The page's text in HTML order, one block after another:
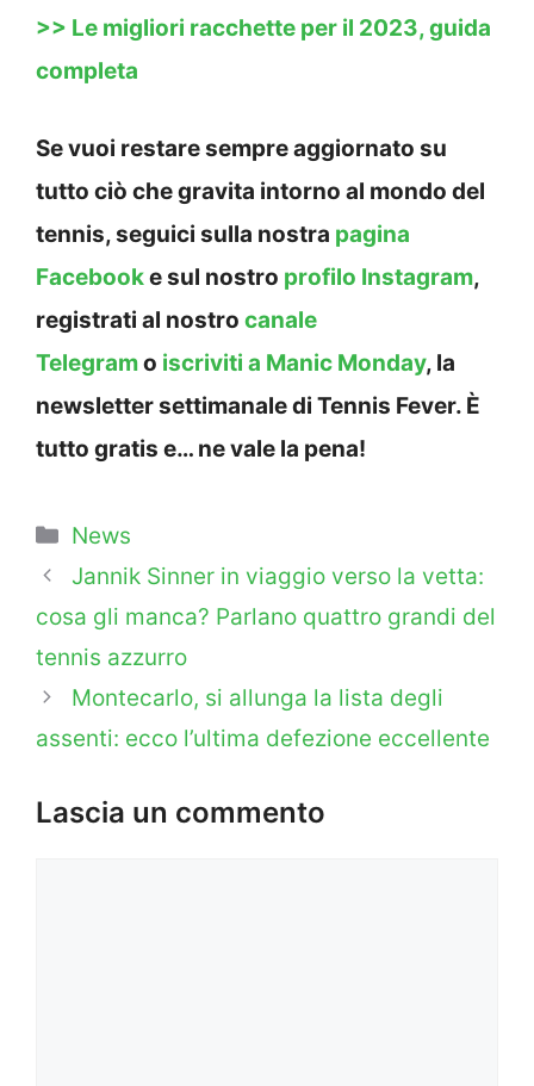
>> Le migliori racchette per il 2023, guida
completa
Se vuoi restare sempre aggiornato su
tutto ciò che gravita intorno al mondo del
tennis, seguici sulla nostra pagina
Facebooke sul nostro profilo Instagram,
registrati al nostro canale
Telegramo iscriviti a Manic Monday, la
newsletter settimanale di Tennis Fever. È
tutto gratis e… ne vale la pena!
Categorie
News
Jannik Sinner in viaggio verso la vetta:
cosa gli manca? Parlano quattro grandi del
tennis azzurro
Montecarlo, si allunga la lista degli
assenti: ecco l’ultima defezione eccellente
Lascia un commento